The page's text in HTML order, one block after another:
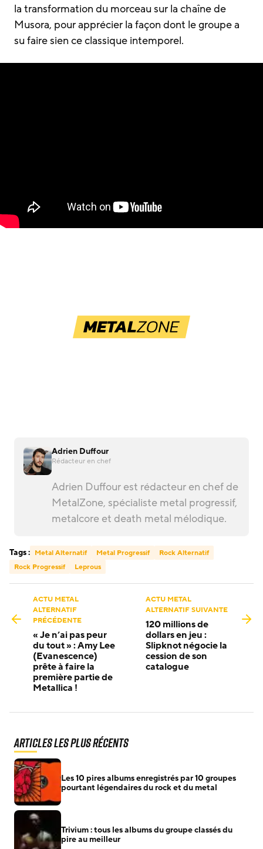
la transformation du morceau sur la chaîne de
Musora, pour apprécier la façon dont le groupe a
su faire sien ce classique intemporel.
Adrien Duffour
Rédacteur en chef
Adrien Duffour est rédacteur en chef de
MetalZone, spécialiste metal progressif,
metalcore et death metal mélodique.
Tags : Metal Alternatif Metal Progressif
Rock Alternatif
Rock Progressif
Leprous
ACTU METAL
ALTERNATIF
PRÉCÉDENTE
« Je n’ai pas peur
du tout » : Amy Lee
(Evanescence)
prête à faire la
première partie de
Metallica !
ACTU METAL
ALTERNATIF SUIVANTE
120 millions de
dollars en jeu :
Slipknot négocie la
cession de son
catalogue
Articles les plus récents
Les 10 pires albums enregistrés par 10 groupes
pourtant légendaires du rock et du metal
Trivium : tous les albums du groupe classés du
pire au meilleur